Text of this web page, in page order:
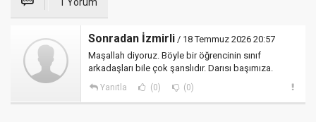
Sonradan İzmirli / 18 Temmuz 2026 20:57
Maşallah diyoruz. Böyle bir öğrencinin sınıf
arkadaşları bile çok şanslıdır. Darısı başımıza.
Yanıtla (0) (0)